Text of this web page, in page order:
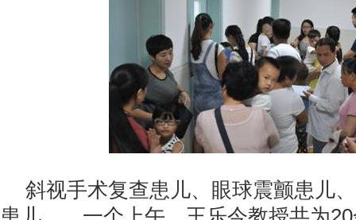
斜视手术复查患儿、眼球震颤患儿